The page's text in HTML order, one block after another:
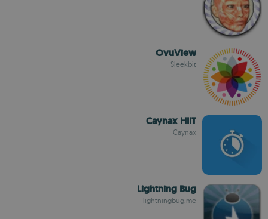
OvuView
Sleekbit
Caynax HIIT
Caynax
Lightning Bug
lightningbug.me